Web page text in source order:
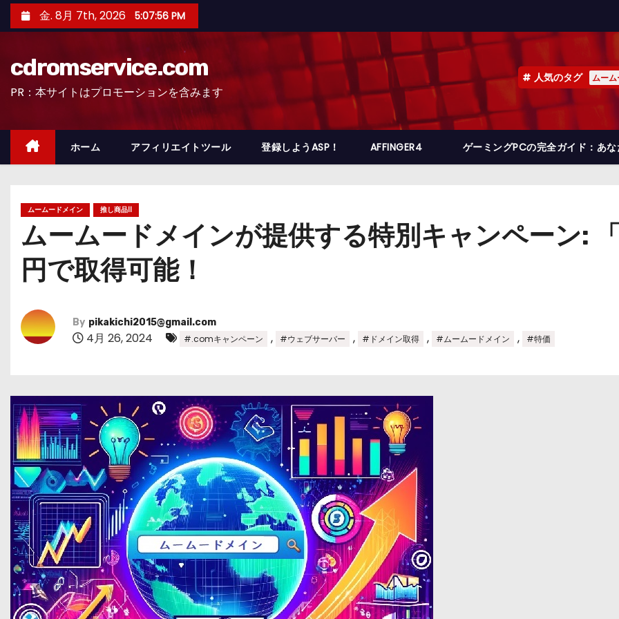
ン
ッ
金. 8月 7th, 2026 5:07:58 PM
cdromservice.com
PR：本サイトはプロモーションを含みます
人気のタグ ムー
ホーム アフィリエイトツール 登録しようASP！ AFFINGER4 ゲーミングPCの完全ガイド：あ
ムームードメイン 推し商品II
ムームードメインが提供する特別キャンペーン:
円で取得可能！
By pikakichi2015@gmail.com
4月 26, 2024 #.comキャンペーン , #ウェブサーバー , #ドメイン取得 , #ムームードメイン , #特価